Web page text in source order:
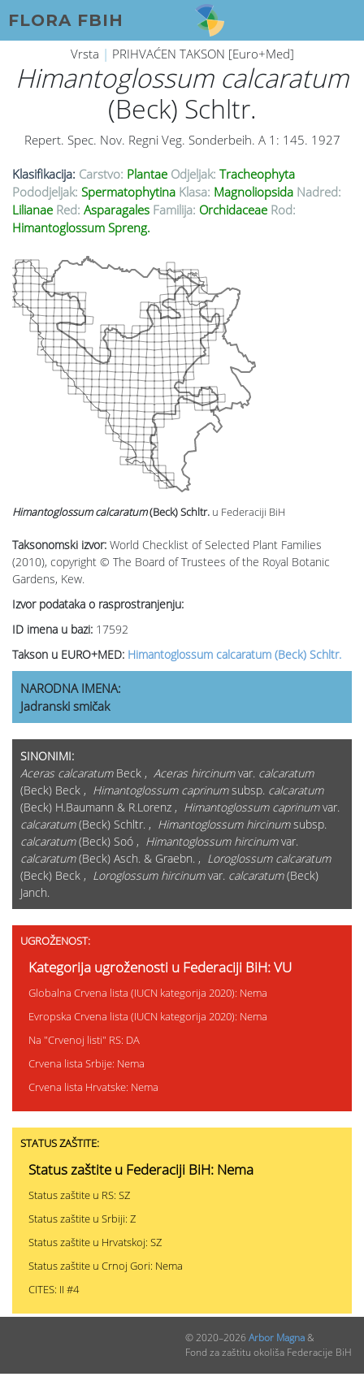
FLORA FBIH
Vrsta | PRIHVAĆEN TAKSON [Euro+Med]
Himantoglossum calcaratum
(Beck) Schltr.
Repert. Spec. Nov. Regni Veg. Sonderbeih. A 1: 145. 1927
Klasifikacija: Carstvo: Plantae Odjeljak: Tracheophyta
Pododjeljak: Spermatophytina Klasa: Magnoliopsida Nadred:
Lilianae Red: Asparagales Familija: Orchidaceae Rod:
Himantoglossum Spreng.
Taksonomski izvor: World Checklist of Selected Plant Families
(2010), copyright © The Board of Trustees of the Royal Botanic
Gardens, Kew.
Izvor podataka o rasprostranjenju:
ID imena u bazi: 17592
Takson u EURO+MED: Himantoglossum calcaratum (Beck) Schltr.
Himantoglossum calcaratum(Beck) Schltr. u Federaciji BiH
NARODNA IMENA:
Jadranski smičak
SINONIMI:
Aceras calcaratum Beck , Aceras hircinumvar. calcaratum
(Beck) Beck , Himantoglossum caprinumsubsp. calcaratum
(Beck) H.Baumann & R.Lorenz , Himantoglossum caprinumvar.
calcaratum(Beck) Schltr. , Himantoglossum hircinumsubsp.
calcaratum(Beck) Soó , Himantoglossum hircinumvar.
calcaratum(Beck) Asch. & Graebn. , Loroglossum calcaratum
(Beck) Beck , Loroglossum hircinumvar. calcaratum(Beck)
Janch.
UGROŽENOST:
Kategorija ugroženosti u Federaciji BiH: VU
Globalna Crvena lista (IUCN kategorija 2020): Nema
Evropska Crvena lista (IUCN kategorija 2020): Nema
Na "Crvenoj listi" RS: DA
Crvena lista Srbije: Nema
Crvena lista Hrvatske: Nema
STATUS ZAŠTITE:
Status zaštite u Federaciji BiH: Nema
Status zaštite u RS: SZ
Status zaštite u Srbiji: Z
Status zaštite u Hrvatskoj: SZ
Status zaštite u Crnoj Gori: Nema
CITES: II #4
PODACI O NALAZIMA (ukupno 0)
© 2020–2026 Arbor Magna&
Fond za zaštitu okoliša Federacije BiH